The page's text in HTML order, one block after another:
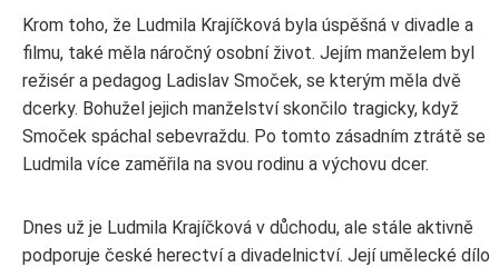
Krom toho, že Ludmila Krajíčková byla úspěšná v divadle a
filmu, také měla náročný osobní život. Jejím manželem byl
režisér a pedagog Ladislav Smoček, se kterým měla dvě
dcerky. Bohužel jejich manželství skončilo tragicky, když
Smoček spáchal sebevraždu. Po tomto zásadním ztrátě se
Ludmila více zaměřila na svou rodinu a výchovu dcer.
Dnes už je Ludmila Krajíčková v důchodu, ale stále aktivně
podporuje české herectví a divadelnictví. Její umělecké dílo